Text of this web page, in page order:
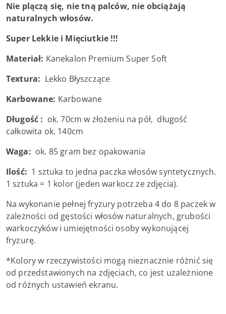
Nie plączą się, nie tną palców, nie obciążają
naturalnych włosów.
Super Lekkie i Mięciutkie !!!
Materiał: Kanekalon Premium Super Soft
Textura: Lekko Błyszczące
Karbowane: Karbowane
Długość : ok. 70cm w złożeniu na pół, długość
całkowita ok. 140cm
Waga: ok. 85 gram bez opakowania
Ilość: 1 sztuka to jedna paczka włosów syntetycznych.
1 sztuka = 1 kolor (jeden warkocz ze zdjęcia).
Na wykonanie pełnej fryzury potrzeba 4 do 8 paczek w
zależności od gęstości włosów naturalnych, grubości
warkoczyków i umiejętności osoby wykonującej
fryzurę.
*Kolory w rzeczywistości mogą nieznacznie różnić się
od przedstawionych na zdjęciach, co jest uzależnione
od różnych ustawień ekranu.